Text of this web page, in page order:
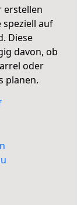
erstellen
auf
Diese
davon, ob
oder
planen.